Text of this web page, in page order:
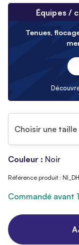
Équipes /
Tenues,
Choisir une taille
Couleur : Noir
Référence produit :
Commandé avant